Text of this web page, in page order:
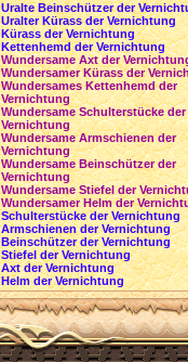
Uralte Beinschützer der
Uralter Kürass der Vernichtung
Kürass der Vernichtung
Kettenhemd der Vernichtung
Wundersame Axt der
Wundersamer Kürass der
Wundersames Kettenhemd der
Vernichtung
Wundersame Schulterstücke der
Vernichtung
Wundersame Armschienen der
Vernichtung
Wundersame Beinschützer der
Vernichtung
Wundersame Stiefel der
Wundersamer Helm der
Schulterstücke der Vernichtung
Armschienen der Vernichtung
Beinschützer der Vernichtung
Stiefel der Vernichtung
Axt der Vernichtung
Helm der Vernichtung